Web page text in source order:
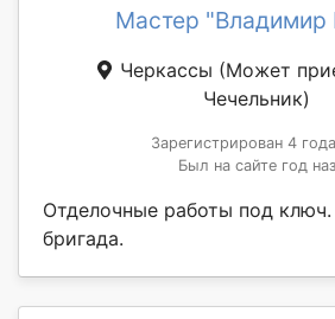
Мастер "Владимир
Черкассы (Может
Чечельник)
Зарегистрирован 4
Был на сайте год
Отделочные работы под ключ.
бригада.